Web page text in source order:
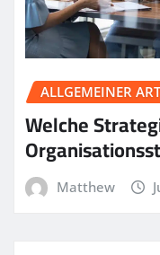
ALLGEMEINER
Welche
Matthew